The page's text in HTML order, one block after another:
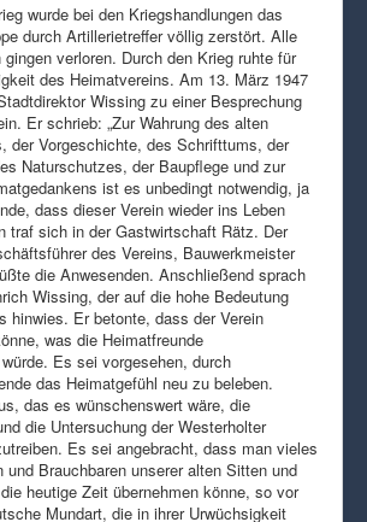
wurde bei den Kriegshandlungen das
durch Artillerietreffer völlig zerstört. Alle
gingen verloren. Durch den Krieg ruhte für
des Heimatvereins. Am 13. März 1947
Wissing zu einer Besprechung
Er schrieb: „Zur Wahrung des alten
der Vorgeschichte, des Schrifttums, der
Naturschutzes, der Baupflege und zur
ist es unbedingt notwendig, ja
dass dieser Verein wieder ins Leben
traf sich in der Gastwirtschaft Rätz. Der
des Vereins, Bauwerkmeister
die Anwesenden. Anschließend sprach
Wissing, der auf die hohe Bedeutung
hinwies. Er betonte, dass der Verein
was die Heimatfreunde
Es sei vorgesehen, durch
das Heimatgefühl neu zu beleben.
das es wünschenswert wäre, die
die Untersuchung der Westerholter
Es sei angebracht, dass man vieles
und Brauchbaren unserer alten Sitten und
heutige Zeit übernehmen könne, so vor
Mundart, die in ihrer Urwüchsigkeit